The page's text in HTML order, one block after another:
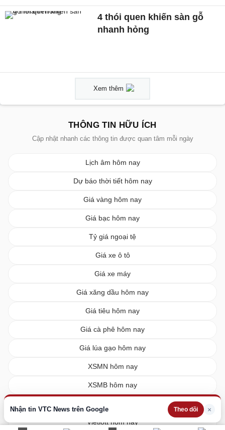
Nhận tin VTC News trên Google Theo dõi ×
4 thói quen khiến sàn gỗ
nhanh hỏng
Xem thêm
THÔNG TIN HỮU ÍCH
Cập nhật nhanh các thông tin được quan tâm mỗi ngày
Lịch âm hôm nay
Dự báo thời tiết hôm nay
Giá vàng hôm nay
Giá bạc hôm nay
Tỷ giá ngoại tệ
Giá xe ô tô
Giá xe máy
Giá xăng dầu hôm nay
Giá tiêu hôm nay
Giá cà phê hôm nay
Giá lúa gạo hôm nay
XSMN hôm nay
XSMB hôm nay
Vietlott hôm nay